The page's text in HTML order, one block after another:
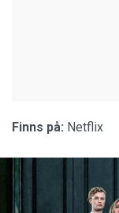
Finns på: Netflix